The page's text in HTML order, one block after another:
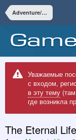
Adventure/Quest
Уважаемые
с входом,
в эту тему
где возникла
The Eternal